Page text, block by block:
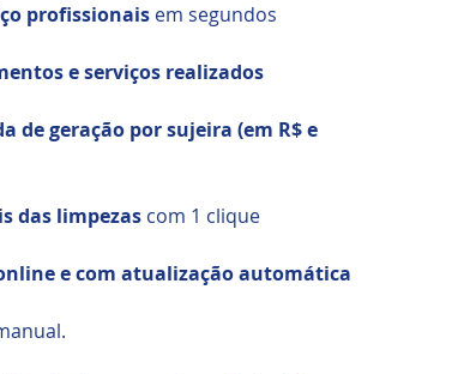
profissionais em segundos
e serviços realizados
de geração por sujeira (em R$ e
das limpezas com 1 clique
e com atualização automática